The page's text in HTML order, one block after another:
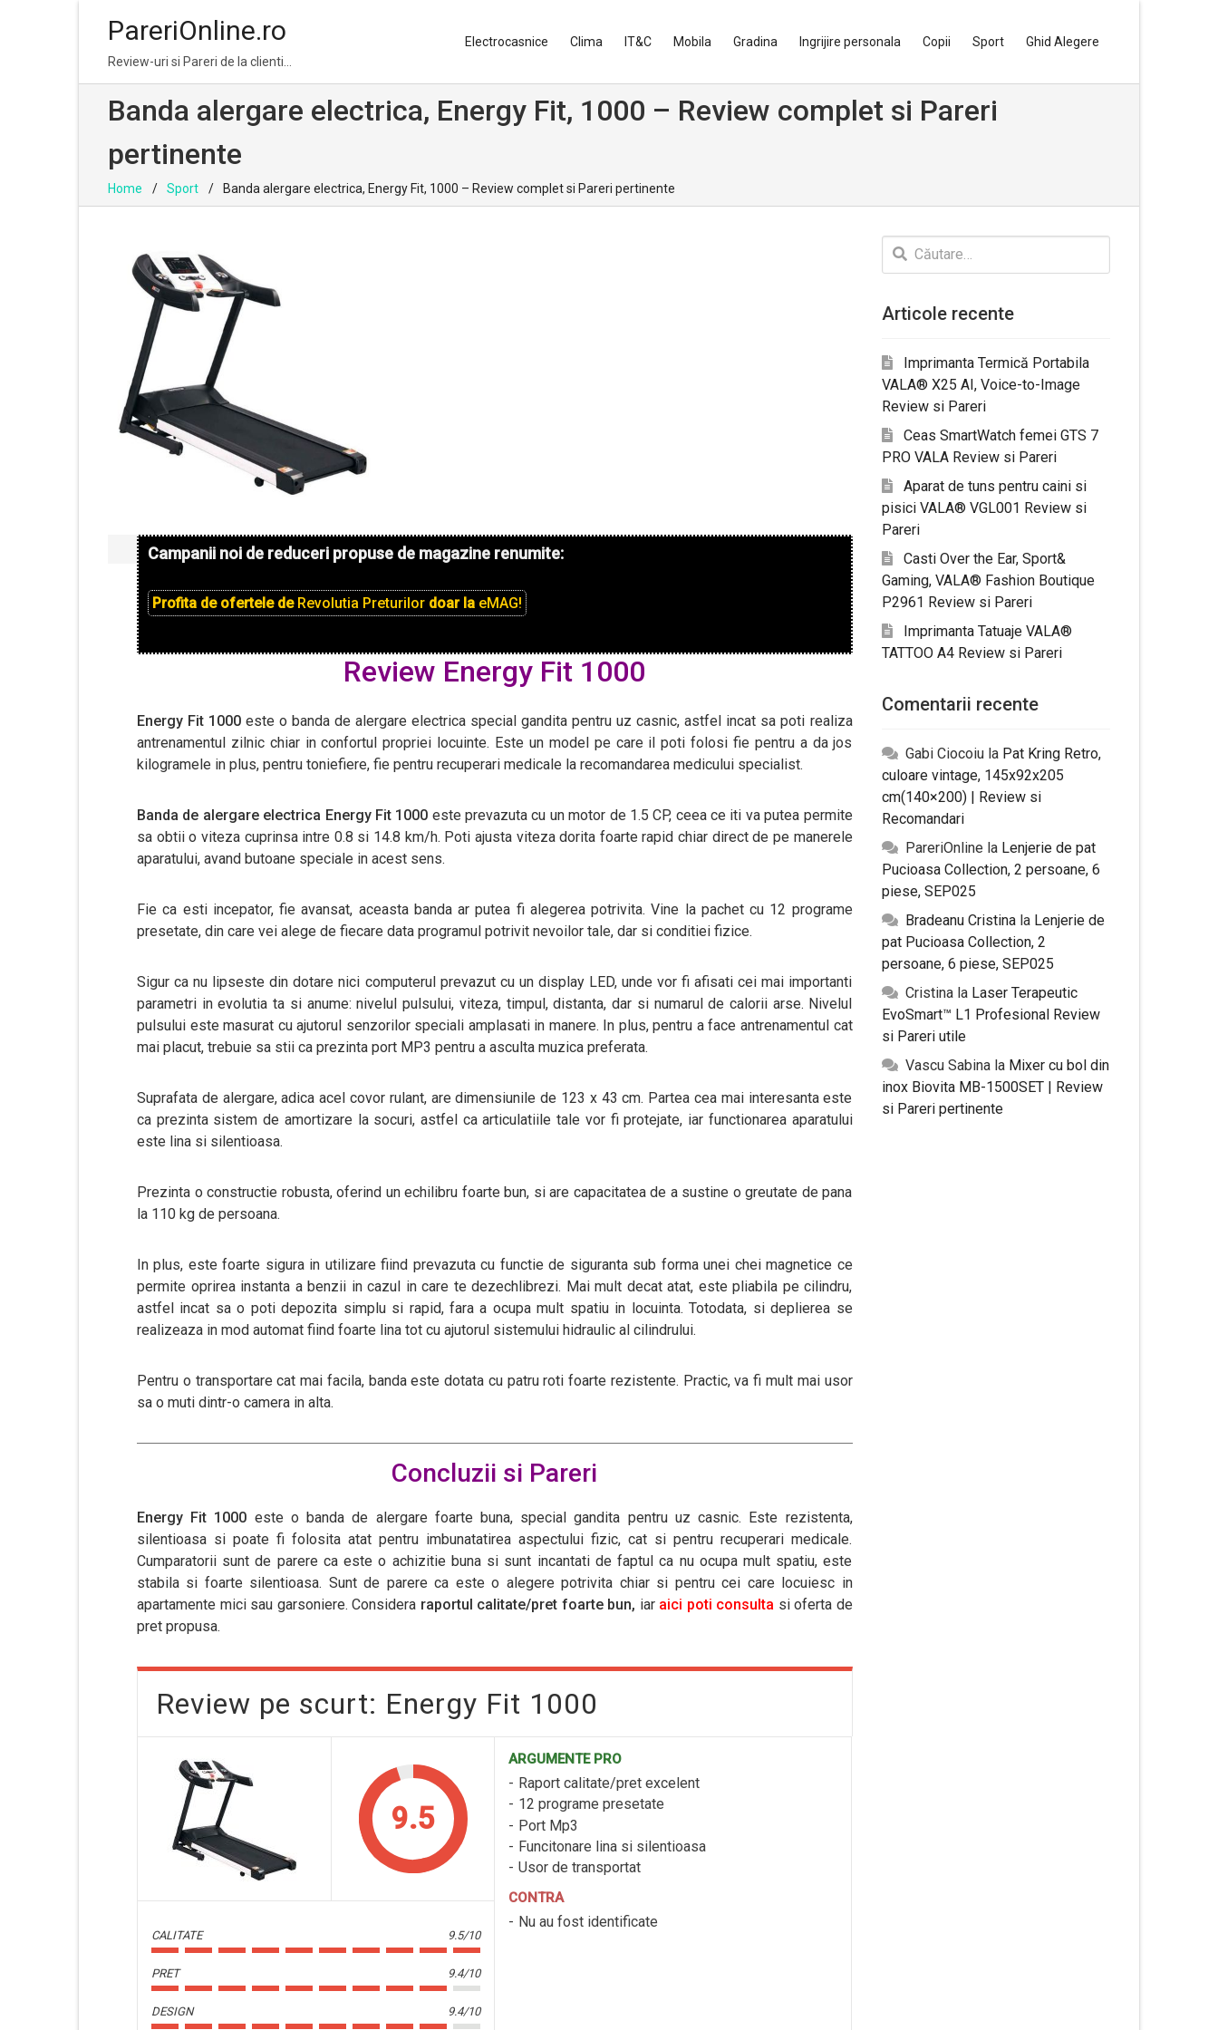
PareriOnline.ro
Review-uri si Pareri de la clienti…
Electrocasnice Clima IT&C Mobila Gradina Ingrijire personala Copii Sport Ghid Alegere
Banda alergare electrica, Energy Fit, 1000 – Review complet si Pareri
pertinente
Home Sport Banda alergare electrica, Energy Fit, 1000 – Review complet si Pareri pertinente
Campanii noi de reduceri propuse de magazine renumite:
Profita de ofertele de Revolutia Preturilor doar la eMAG!
Review Energy Fit 1000
Energy Fit 1000este o banda de alergare electrica special gandita pentru uz casnic, astfel incat sa poti realiza
antrenamentul zilnic chiar in confortul propriei locuinte. Este un model pe care il poti folosi fie pentru a da jos
kilogramele in plus, pentru toniefiere, fie pentru recuperari medicale la recomandarea medicului specialist.
Banda de alergare electrica Energy Fit 1000 este prevazuta cu un motor de 1.5 CP, ceea ce iti va putea permite
sa obtii o viteza cuprinsa intre 0.8 si 14.8 km/h. Poti ajusta viteza dorita foarte rapid chiar direct de pe manerele
aparatului, avand butoane speciale in acest sens.
Fie ca esti incepator, fie avansat, aceasta banda ar putea fi alegerea potrivita. Vine la pachet cu 12 programe
presetate, din care vei alege de fiecare data programul potrivit nevoilor tale, dar si conditiei fizice.
Sigur ca nu lipseste din dotare nici computerul prevazut cu un display LED, unde vor fi afisati cei mai importanti
parametri in evolutia ta si anume: nivelul pulsului, viteza, timpul, distanta, dar si numarul de calorii arse. Nivelul
pulsului este masurat cu ajutorul senzorilor speciali amplasati in manere. In plus, pentru a face antrenamentul cat
mai placut, trebuie sa stii ca prezinta port MP3 pentru a asculta muzica preferata.
Suprafata de alergare, adica acel covor rulant, are dimensiunile de 123 x 43 cm. Partea cea mai interesanta este
ca prezinta sistem de amortizare la socuri, astfel ca articulatiile tale vor fi protejate, iar functionarea aparatului
este lina si silentioasa.
Prezinta o constructie robusta, oferind un echilibru foarte bun, si are capacitatea de a sustine o greutate de pana
la 110 kg de persoana.
In plus, este foarte sigura in utilizare fiind prevazuta cu functie de siguranta sub forma unei chei magnetice ce
permite oprirea instanta a benzii in cazul in care te dezechlibrezi. Mai mult decat atat, este pliabila pe cilindru,
astfel incat sa o poti depozita simplu si rapid, fara a ocupa mult spatiu in locuinta. Totodata, si deplierea se
realizeaza in mod automat fiind foarte lina tot cu ajutorul sistemului hidraulic al cilindrului.
Pentru o transportare cat mai facila, banda este dotata cu patru roti foarte rezistente. Practic, va fi mult mai usor
sa o muti dintr-o camera in alta.
Concluzii si Pareri
Energy Fit 1000 este o banda de alergare foarte buna, special gandita pentru uz casnic. Este rezistenta,
silentioasa si poate fi folosita atat pentru imbunatatirea aspectului fizic, cat si pentru recuperari medicale.
Cumparatorii sunt de parere ca este o achizitie buna si sunt incantati de faptul ca nu ocupa mult spatiu, este
stabila si foarte silentioasa. Sunt de parere ca este o alegere potrivita chiar si pentru cei care locuiesc in
apartamente mici sau garsoniere. Considera raportul calitate/pret foarte bun, iar aici poti consulta si oferta de
pret propusa.
Review pe scurt: Energy Fit 1000
9.5
CALITATE 9.5/10
PRET 9.4/10
DESIGN 9.4/10
ARGUMENTE PRO
Raport calitate/pret excelent
12 programe presetate
Port Mp3
Funcitonare lina si silentioasa
Usor de transportat
CONTRA
Nu au fost identificate
Caută
după:
Articole recente
Imprimanta Termică Portabila
VALA® X25 AI, Voice-to-Image
Review si Pareri
Ceas SmartWatch femei GTS 7
PRO VALA Review si Pareri
Aparat de tuns pentru caini si
pisici VALA® VGL001 Review si
Pareri
Casti Over the Ear, Sport&
Gaming, VALA® Fashion Boutique
P2961 Review si Pareri
Imprimanta Tatuaje VALA®
TATTOO A4 Review si Pareri
Comentarii recente
Gabi Ciocoiula Pat Kring Retro,
culoare vintage, 145x92x205
cm(140×200) | Review si
Recomandari
PareriOnline la Lenjerie de pat
Pucioasa Collection, 2 persoane, 6
piese, SEP025
Bradeanu Cristinala Lenjerie de
pat Pucioasa Collection, 2
persoane, 6 piese, SEP025
Cristinala Laser Terapeutic
EvoSmart™ L1 Profesional Review
si Pareri utile
Vascu Sabinala Mixer cu bol din
inox Biovita MB-1500SET | Review
si Pareri pertinente